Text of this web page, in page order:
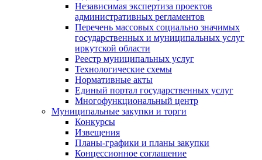
Независимая экспертиза проектов
административных регламентов
Перечень массовых социально значимых
государственных и муниципальных услуг
иркутской области
Реестр муниципальных услуг
Технологические схемы
Нормативные акты
Единый портал государственных услуг
Многофункциональный центр
Муниципальные закупки и торги
Конкурсы
Извещения
Планы-графики и планы закупки
Концессионное соглашение